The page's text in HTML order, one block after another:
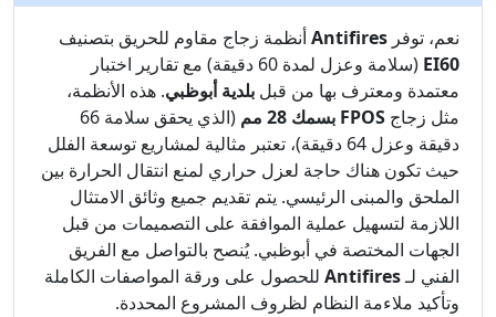
نعم، توفر Antifiresأنظمة زجاج مقاوم للحريق بتصنيف
EI60
(سلامة وعزل لمدة 60 دقيقة) مع تقارير اختبار
معتمدة ومعترف بها من قبل بلدية أبوظبي. هذه الأنظمة،
مثل زجاج FPOS بسمك 28 مم
(الذي يحقق سلامة 66
دقيقة وعزل 64 دقيقة)، تعتبر مثالية لمشاريع توسعة الفلل
حيث تكون هناك حاجة لعزل حراري لمنع انتقال الحرارة بين
الملحق والمبنى الرئيسي. يتم تقديم جميع وثائق الامتثال
اللازمة لتسهيل عملية الموافقة على التصميمات من قبل
الجهات المختصة في أبوظبي. يُنصح بالتواصل مع الفريق
الفني لـAntifires للحصول على ورقة المواصفات الكاملة
وتأكيد ملاءمة النظام لظروف المشروع المحددة.